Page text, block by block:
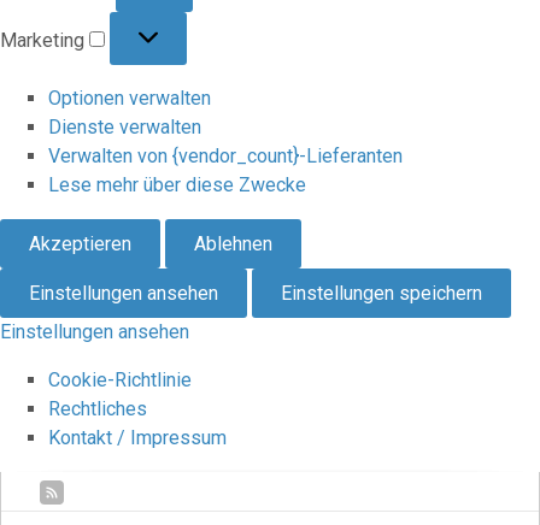
Marketing
Optionen verwalten
Dienste verwalten
Verwalten von {vendor_count}-Lieferanten
Lese mehr über diese Zwecke
Akzeptieren Ablehnen
Einstellungen ansehen
Einstellungen speichern
Einstellungen ansehen
Cookie-Richtlinie
Rechtliches
Kontakt / Impressum